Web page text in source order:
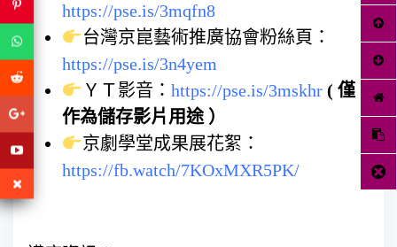
https://pse.is/3mqfn8
台灣京崑藝術推廣協會粉絲頁：
https://pse.is/3n4yem
ＹＴ影音： https://pse.is/3mskhr( 僅
作為儲存影片用途 ）
京劇學堂成果展花絮：
https://fb.watch/7KOxMXR5PK/